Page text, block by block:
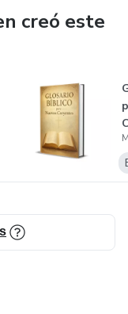
creó este